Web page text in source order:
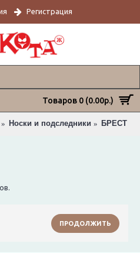
Регистрация
Товаров 0 (0.00р.)
Носки и подследники БРЕСТ
ПРОДОЛЖИТЬ